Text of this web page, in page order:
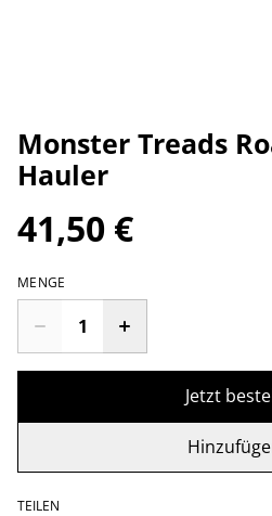
Monster Treads
Hauler
41,50 €
MENGE
Jetzt
TEILEN